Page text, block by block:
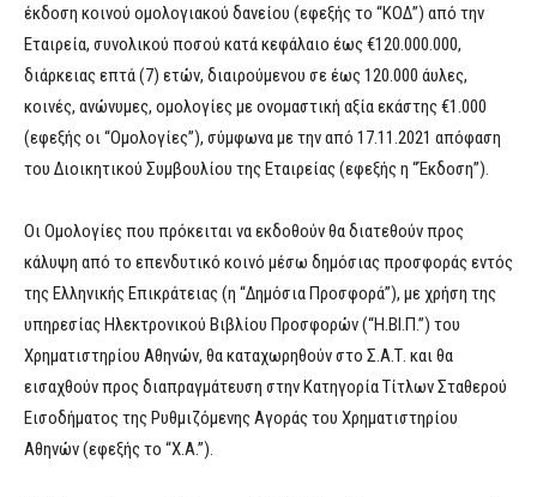
έκδοση κοινού ομολογιακού δανείου (εφεξής το “ΚΟΔ”) από την
Εταιρεία, συνολικού ποσού κατά κεφάλαιο έως €120.000.000,
διάρκειας επτά (7) ετών, διαιρούμενου σε έως 120.000 άυλες,
κοινές, ανώνυμες, ομολογίες με ονομαστική αξία εκάστης €1.000
(εφεξής οι “Ομολογίες”), σύμφωνα με την από 17.11.2021 απόφαση
του Διοικητικού Συμβουλίου της Εταιρείας (εφεξής η “Έκδοση”).
Οι Ομολογίες που πρόκειται να εκδοθούν θα διατεθούν προς
κάλυψη από το επενδυτικό κοινό μέσω δημόσιας προσφοράς εντός
της Ελληνικής Επικράτειας (η “Δημόσια Προσφορά”), με χρήση της
υπηρεσίας Ηλεκτρονικού Βιβλίου Προσφορών (“Η.ΒΙ.Π.”) του
Χρηματιστηρίου Αθηνών, θα καταχωρηθούν στο Σ.Α.Τ. και θα
εισαχθούν προς διαπραγμάτευση στην Κατηγορία Τίτλων Σταθερού
Εισοδήματος της Ρυθμιζόμενης Αγοράς του Χρηματιστηρίου
Αθηνών (εφεξής το “Χ.Α.”).